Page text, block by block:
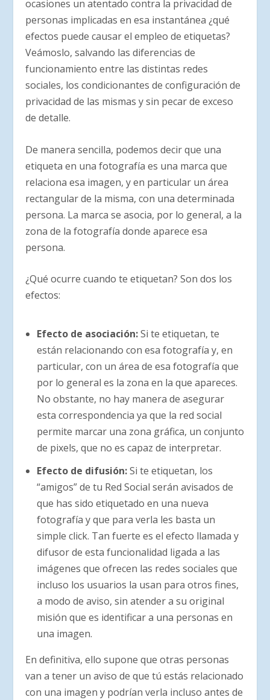
ocasiones un atentado contra la privacidad de
personas implicadas en esa instantánea ¿qué
efectos puede causar el empleo de etiquetas?
Veámoslo, salvando las diferencias de
funcionamiento entre las distintas redes
sociales, los condicionantes de configuración de
privacidad de las mismas y sin pecar de exceso
de detalle.
De manera sencilla, podemos decir que una
etiqueta en una fotografía es una marca que
relaciona esa imagen, y en particular un área
rectangular de la misma, con una determinada
persona. La marca se asocia, por lo general, a la
zona de la fotografía donde aparece esa
persona.
¿Qué ocurre cuando te etiquetan? Son dos los
efectos:
Efecto de asociación:Si te etiquetan, te
están relacionando con esa fotografía y, en
particular, con un área de esa fotografía que
por lo general es la zona en la que apareces.
No obstante, no hay manera de asegurar
esta correspondencia ya que la red social
permite marcar una zona gráfica, un conjunto
de pixels, que no es capaz de interpretar.
Efecto de difusión:Si te etiquetan, los
“amigos” de tu Red Social serán avisados de
que has sido etiquetado en una nueva
fotografía y que para verla les basta un
simple click. Tan fuerte es el efecto llamada y
difusor de esta funcionalidad ligada a las
imágenes que ofrecen las redes sociales que
incluso los usuarios la usan para otros fines,
a modo de aviso, sin atender a su original
misión que es identificar a una personas en
una imagen.
En definitiva, ello supone que otras personas
van a tener un aviso de que tú estás relacionado
con una imagen y podrían verla incluso antes de